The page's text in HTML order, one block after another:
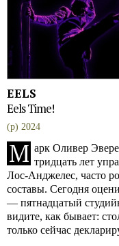
EELS
Eels Time!
(p) 2024
М арк Оливер
тридцать лет
Лос-Анджелес, часто
составы. Сегодня
— пятнадцатый
видите, как бывает:
только сейчас